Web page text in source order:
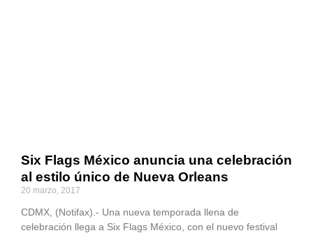
Six Flags México anuncia una celebración
al estilo único de Nueva Orleans
20 marzo, 2017
CDMX, (Notifax).- Una nueva temporada llena de
celebración llega a Six Flags México, con el nuevo festival